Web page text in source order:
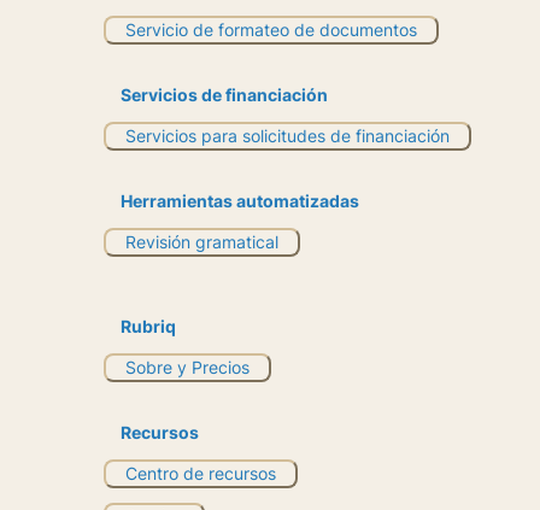
Servicio de formateo de documentos
Servicios de financiación
Servicios para solicitudes de financiación
Herramientas automatizadas
Revisión gramatical
Rubriq
Sobre y Precios
Recursos
Centro de recursos